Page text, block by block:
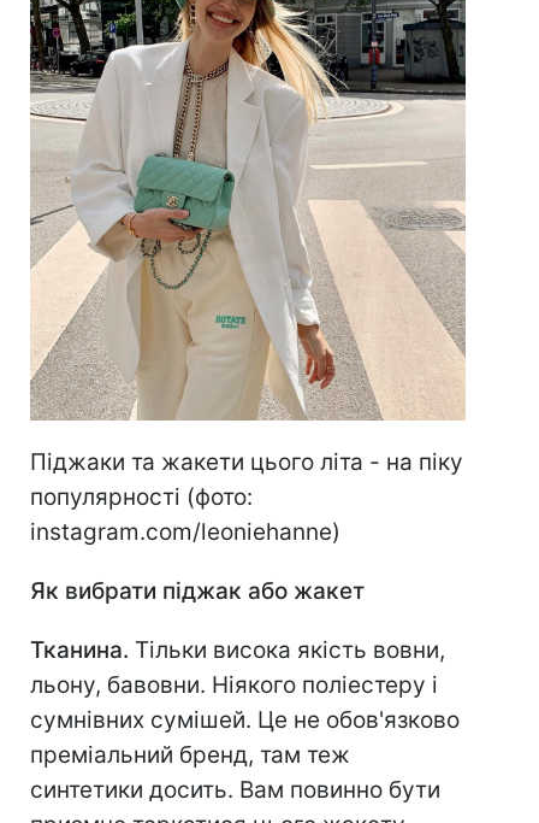
Піджаки та жакети цього літа - на піку
популярності (фото:
instagram.com/leoniehanne)
Як вибрати піджак або жакет
Тканина. Тільки висока якість вовни,
льону, бавовни. Ніякого поліестеру і
сумнівних сумішей. Це не обов'язково
преміальний бренд, там теж
синтетики досить. Вам повинно бути